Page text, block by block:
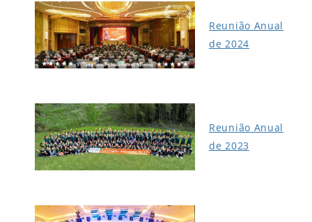
Reunião Anual
de 2024
Reunião Anual
de 2023